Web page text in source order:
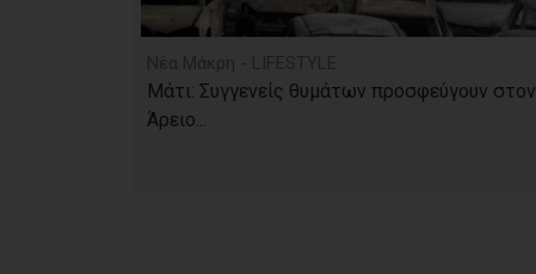
Μάτι: Συγγενείς θυμάτων προσφεύγουν στον
Άρειο...